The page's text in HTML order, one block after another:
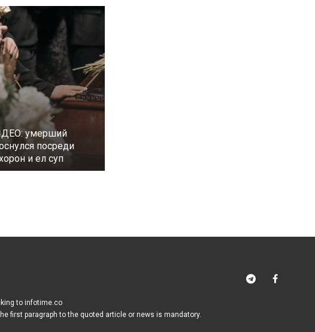
умерший
посреди
и ел суп
to infotime.co
first paragraph to the quoted article or news is mandatory.